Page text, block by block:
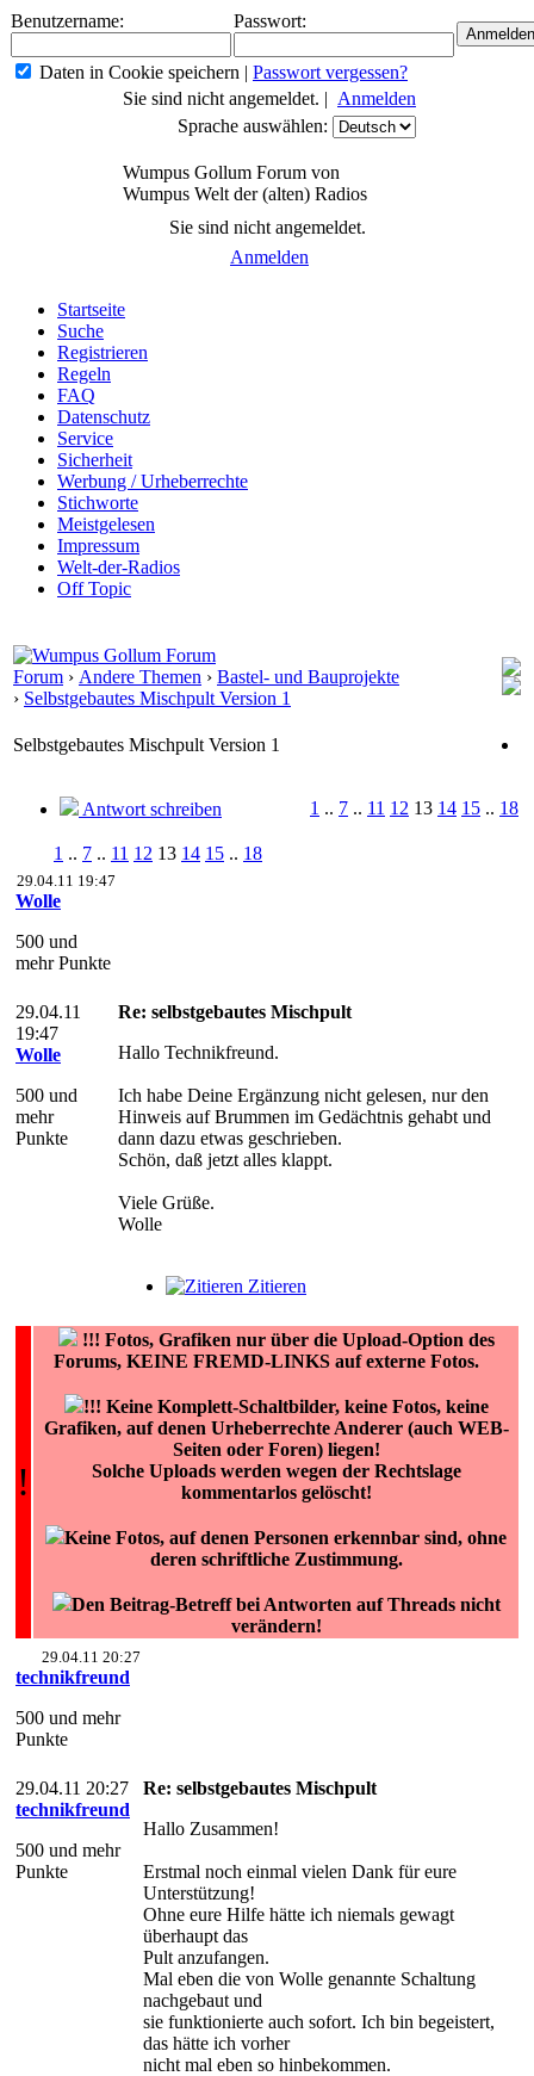
Benutzername: Passwort:
Daten in Cookie speichern | Passwort vergessen?
Sie sind nicht angemeldet. | Anmelden
Sprache auswählen:
Wumpus Gollum Forum von
Wumpus Welt der (alten) Radios
Sie sind nicht angemeldet.
Anmelden
Startseite
Suche
Registrieren
Regeln
FAQ
Datenschutz
Service
Sicherheit
Werbung / Urheberrechte
Stichworte
Meistgelesen
Impressum
Welt-der-Radios
Off Topic
Forum › Andere Themen › Bastel- und Bauprojekte
› Selbstgebautes Mischpult Version 1
Selbstgebautes Mischpult Version 1
Antwort schreiben 1 .. 7 .. 11 12 13 14 15 .. 18
1 .. 7 .. 11 12 13 14 15 .. 18
29.04.11 19:47
Wolle
500 und
mehr Punkte
29.04.11
19:47
Wolle
500 und
mehr
Punkte
Re: selbstgebautes Mischpult
Hallo Technikfreund.
Ich habe Deine Ergänzung nicht gelesen, nur den
Hinweis auf Brummen im Gedächtnis gehabt und
dann dazu etwas geschrieben.
Schön, daß jetzt alles klappt.
Viele Grüße.
Wolle
Zitieren
!
!!! Fotos, Grafiken nur über die Upload-Option des
Forums, KEINE FREMD-LINKS auf externe Fotos.
!!! Keine Komplett-Schaltbilder, keine Fotos, keine
Grafiken, auf denen Urheberrechte Anderer (auch WEB-
Seiten oder Foren) liegen!
Solche Uploads werden wegen der Rechtslage
kommentarlos gelöscht!
Keine Fotos, auf denen Personen erkennbar sind, ohne
deren schriftliche Zustimmung.
Den Beitrag-Betreff bei Antworten auf Threads nicht
verändern!
29.04.11 20:27
technikfreund
500 und mehr
Punkte
29.04.11 20:27
technikfreund
500 und mehr
Punkte
Re: selbstgebautes Mischpult
Hallo Zusammen!
Erstmal noch einmal vielen Dank für eure
Unterstützung!
Ohne eure Hilfe hätte ich niemals gewagt
überhaupt das
Pult anzufangen.
Mal eben die von Wolle genannte Schaltung
nachgebaut und
sie funktionierte auch sofort. Ich bin begeistert,
das hätte ich vorher
nicht mal eben so hinbekommen.